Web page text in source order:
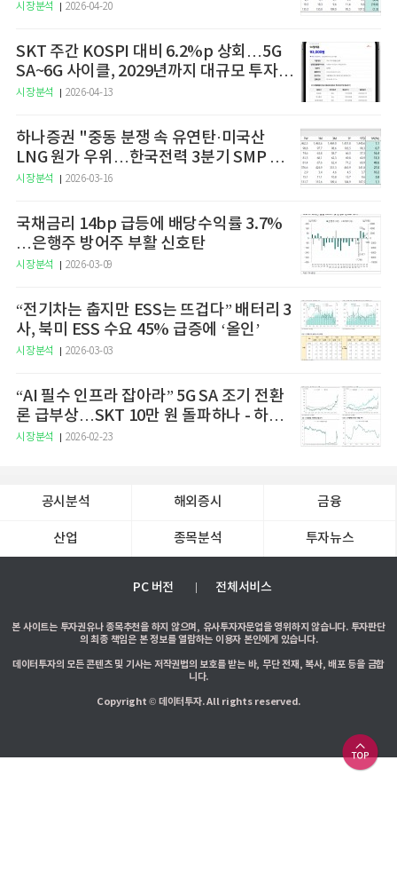
시장분석 2026-04-20
SKT 주간 KOSPI 대비 6.2%p 상회…5G
SA~6G 사이클, 2029년까지 대규모 투자
예고
시장분석 2026-04-13
하나증권 "중동 분쟁 속 유연탄·미국산
LNG 원가 우위…한국전력 3분기 SMP 상
승 전망"
시장분석 2026-03-16
국채금리 14bp 급등에 배당수익률 3.7%
…은행주 방어주 부활 신호탄
시장분석 2026-03-09
“전기차는 춥지만 ESS는 뜨겁다” 배터리 3
사, 북미 ESS 수요 45% 급증에 ‘올인’
시장분석 2026-03-03
“AI 필수 인프라 잡아라” 5G SA 조기 전환
론 급부상…SKT 10만 원 돌파하나 - 하나
증권
시장분석 2026-02-23
공시분석 해외증시 금융
산업 종목분석 투자뉴스
PC 버전 전체서비스
본 사이트는 투자권유나 종목추천을 하지 않으며, 유사투자자문업을 영위하지 않습니다. 투자판단
의 최종 책임은 본 정보를 열람하는 이용자 본인에게 있습니다.
데이터투자의 모든 콘텐츠 및 기사는 저작권법의 보호를 받는 바, 무단 전재, 복사, 배포 등을 금합
니다.
Copyright © 데이터투자. All rights reserved.